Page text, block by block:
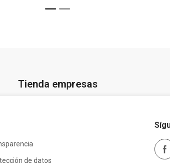
Tienda empresas
de datos